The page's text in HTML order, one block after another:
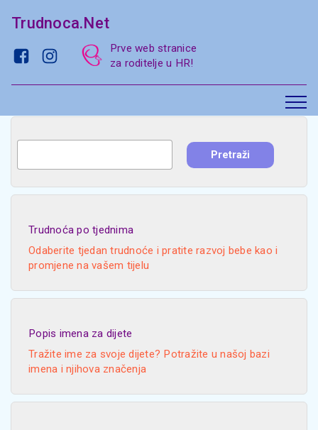
Trudnoca.Net
Prve web stranice
za roditelje u HR!
Trudnoća po tjednima
Odaberite tjedan trudnoće i pratite razvoj bebe kao i
promjene na vašem tijelu
Popis imena za dijete
Tražite ime za svoje dijete? Potražite u našoj bazi
imena i njihova značenja